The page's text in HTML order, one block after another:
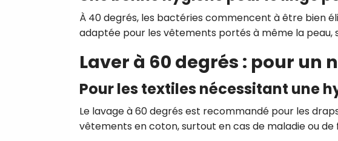
À 40 degrés, les bactéries commencent à être bien
adaptée pour les vêtements portés à même la peau,
Laver à 60 degrés : pour
Pour les textiles nécessitant une
Le lavage à 60 degrés est recommandé pour les
vêtements en coton, surtout en cas de maladie ou de